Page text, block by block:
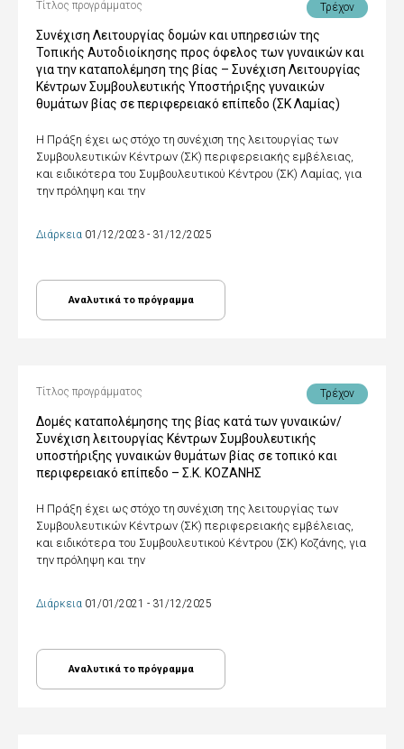
Τίτλος προγράμματος Τρέχον
Συνέχιση Λειτουργίας δομών και υπηρεσιών της
Τοπικής Αυτοδιοίκησης προς όφελος των γυναικών και
για την καταπολέμηση της βίας – Συνέχιση Λειτουργίας
Κέντρων Συμβουλευτικής Υποστήριξης γυναικών
θυμάτων βίας σε περιφερειακό επίπεδο (ΣΚ Λαμίας)
Η Πράξη έχει ως στόχο τη συνέχιση της λειτουργίας των
Συμβουλευτικών Κέντρων (ΣΚ) περιφερειακής εμβέλειας,
και ειδικότερα του Συμβουλευτικού Κέντρου (ΣΚ) Λαμίας, για
την πρόληψη και την
Διάρκεια 01/12/2023 - 31/12/2025
Αναλυτικά το πρόγραμμα
Τίτλος προγράμματος Τρέχον
Δομές καταπολέμησης της βίας κατά των γυναικών/
Συνέχιση λειτουργίας Κέντρων Συμβουλευτικής
υποστήριξης γυναικών θυμάτων βίας σε τοπικό και
περιφερειακό επίπεδο – Σ.Κ. ΚΟΖΑΝΗΣ
Η Πράξη έχει ως στόχο τη συνέχιση της λειτουργίας των
Συμβουλευτικών Κέντρων (ΣΚ) περιφερειακής εμβέλειας,
και ειδικότερα του Συμβουλευτικού Κέντρου (ΣΚ) Κοζάνης, για
την πρόληψη και την
Διάρκεια 01/01/2021 - 31/12/2025
Αναλυτικά το πρόγραμμα